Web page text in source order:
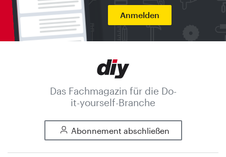
Anmelden
Das Fachmagazin für die Do-
it-yourself-Branche
Abonnement abschließen